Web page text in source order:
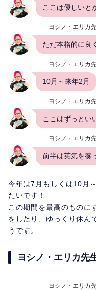
ここは優しいと
ヨシノ・エリカ
ただ本格的に良
ヨシノ・エリカ
10月～来年2月
ヨシノ・エリカ
ここはずっとい
ヨシノ・エリカ
前半は英気を養
今年は7月もしくは10月
たいです！
この期間を最高のものに
をしたり、ゆっくり休ん
うです。
ヨシノ・エリカ先
ヨシノ・エリカ